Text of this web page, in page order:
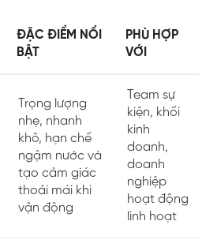
ĐẶC ĐIỂM NỔI
BẬT
PHÙ HỢP
VỚI
Trọng lượng
nhẹ, nhanh
khô, hạn chế
ngậm nước và
tạo cảm giác
thoải mái khi
vận động
Team sự
kiện, khối
kinh
doanh,
doanh
nghiệp
hoạt động
linh hoạt